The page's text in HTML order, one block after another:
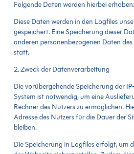
Folgende Daten werden hierbei erhoben:
Diese Daten werden in den Logfiles
gespeichert. Eine Speicherung dieser
anderen personenbezogenen Daten
statt.
2. Zweck der Datenverarbeitung
Die vorübergehende Speicherung der
System ist notwendig, um eine
Rechner des Nutzers zu ermöglichen.
Adresse des Nutzers für die Dauer der
bleiben.
Die Speicherung in Logfiles erfolgt, um